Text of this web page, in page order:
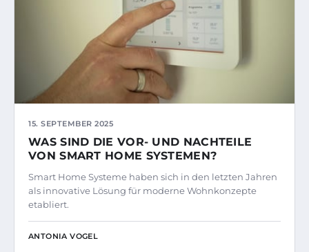
15. SEPTEMBER 2025
WAS SIND DIE VOR- UND NACHTEILE
VON SMART HOME SYSTEMEN?
Smart Home Systeme haben sich in den letzten Jahren
als innovative Lösung für moderne Wohnkonzepte
etabliert.
ANTONIA VOGEL